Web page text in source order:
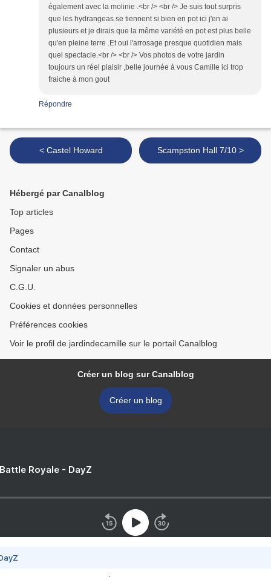
également avec la molinie .<br /> <br /> Je suis tout surpris
que les hydrangeas se tiennent si bien en pot ici j'en ai
plusieurs et je dirais que la même variété en pot est plus belle
qu'en pleine terre .Et oui l'arrosage presque quotidien mais
quel spectacle.<br /> <br /> Vos photos de votre jardin
toujours un réel plaisir ,belle journée à vous Camille ici trop
fraiche à mon gout
Répondre
< Castel Howard Scampston Hall 7/10 >
Hébergé par Canalblog
Top articles
Pages
Contact
Signaler un abus
C.G.U.
Cookies et données personnelles
Préférences cookies
Voir le profil de jardindecamille sur le portail Canalblog
Créer un blog sur Canalblog
Créer un blog
Royale - DayZ